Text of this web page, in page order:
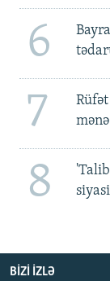
6
7
8
BIZI IZLƏ